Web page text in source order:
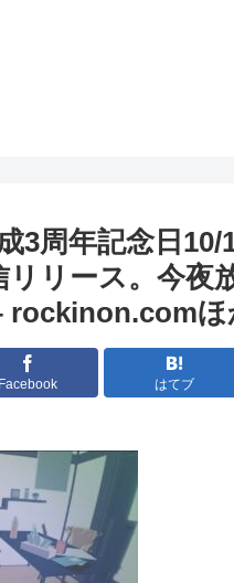
3周年記念日
リリース。今
rockinon.com
Facebook はてブ